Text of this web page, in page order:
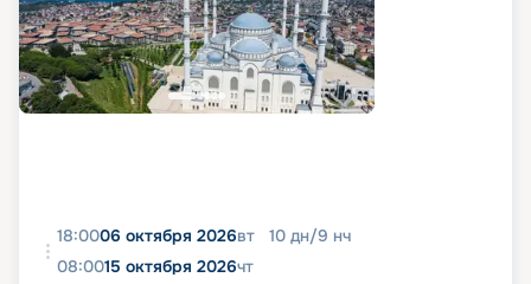
18:0006 октября 2026вт 10 дн/9 нч
08:0015 октября 2026чт